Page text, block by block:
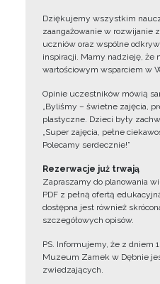
Dziękujemy wszystkim
zaangażowanie w rozwijanie
uczniów oraz wspólne
inspiracji. Mamy nadzieję, że
wartościowym wsparciem w
Opinie uczestników mówią
„Byliśmy – świetne zajęcia,
plastyczne. Dzieci były
„Super zajęcia, pełne
Polecamy serdecznie!”
Rezerwacje już trwają
Zapraszamy do planowania
PDF z pełną ofertą
dostępna jest również
szczegółowych opisów.
PS. Informujemy, że z dniem
Muzeum Zamek w Dębnie
zwiedzających.